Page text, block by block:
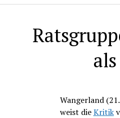
Wangerland
weist dieKritik